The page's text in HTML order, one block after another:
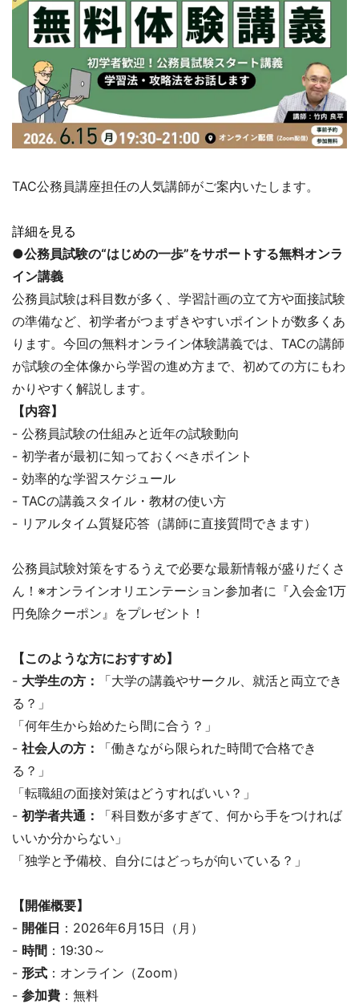
TAC公務員講座担任の人気講師がご案内いたします。
詳細を見る
●公務員試験の“はじめの一歩”をサポートする無料オンラ
イン講義
公務員試験は科目数が多く、学習計画の立て方や面接試験
の準備など、初学者がつまずきやすいポイントが数多くあ
ります。今回の無料オンライン体験講義では、TACの講師
が試験の全体像から学習の進め方まで、初めての方にもわ
かりやすく解説します。
【内容】
- 公務員試験の仕組みと近年の試験動向
- 初学者が最初に知っておくべきポイント
- 効率的な学習スケジュール
- TACの講義スタイル・教材の使い方
- リアルタイム質疑応答（講師に直接質問できます）
公務員試験対策をするうえで必要な最新情報が盛りだくさ
ん！※オンラインオリエンテーション参加者に『入会金1万
円免除クーポン』をプレゼント！
【このような方におすすめ】
- 大学生の方：
「大学の講義やサークル、就活と両立でき
る？」
「何年生から始めたら間に合う？」
- 社会人の方：
「働きながら限られた時間で合格でき
る？」
「転職組の面接対策はどうすればいい？」
- 初学者共通：
「科目数が多すぎて、何から手をつければ
いいか分からない」
「独学と予備校、自分にはどっちが向いている？」
【開催概要】
- 開催日 ：2026年6月15日（月）
- 時間 ：19:30～
- 形式 ：オンライン（Zoom）
- 参加費 ：無料